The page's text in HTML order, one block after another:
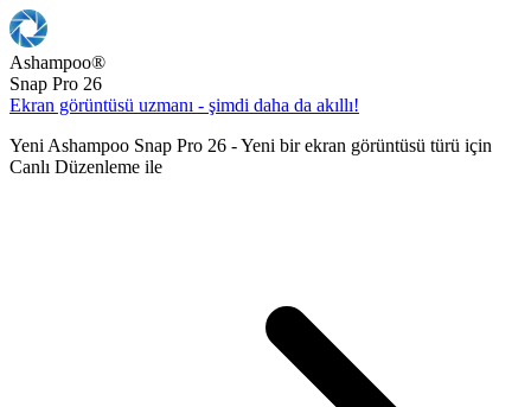
Ashampoo®
Snap Pro 26
Ekran görüntüsü uzmanı - şimdi daha da akıllı!
Yeni Ashampoo Snap Pro 26 - Yeni bir ekran görüntüsü türü için
Canlı Düzenleme ile